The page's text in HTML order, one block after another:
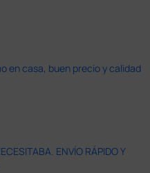
en casa, buen precio y calidad
ENVÍO RÁPIDO Y